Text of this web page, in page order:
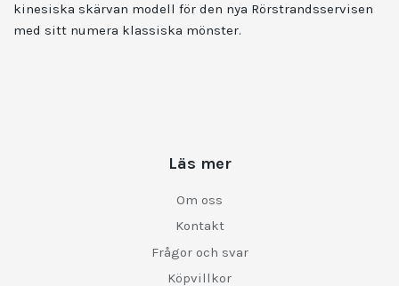
kinesiska skärvan modell för den nya Rörstrandsservisen
med sitt numera klassiska mönster.
Läs mer
Om oss
Kontakt
Frågor och svar
Köpvillkor